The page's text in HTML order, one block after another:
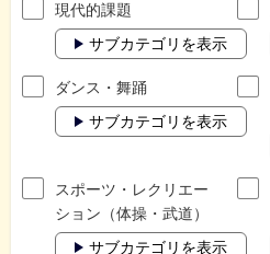
現代的課題
サブカテゴリを表示
ダンス・舞踊
サブカテゴリを表示
スポーツ・レクリエー
ション（体操・武道）
サブカテゴリを表示